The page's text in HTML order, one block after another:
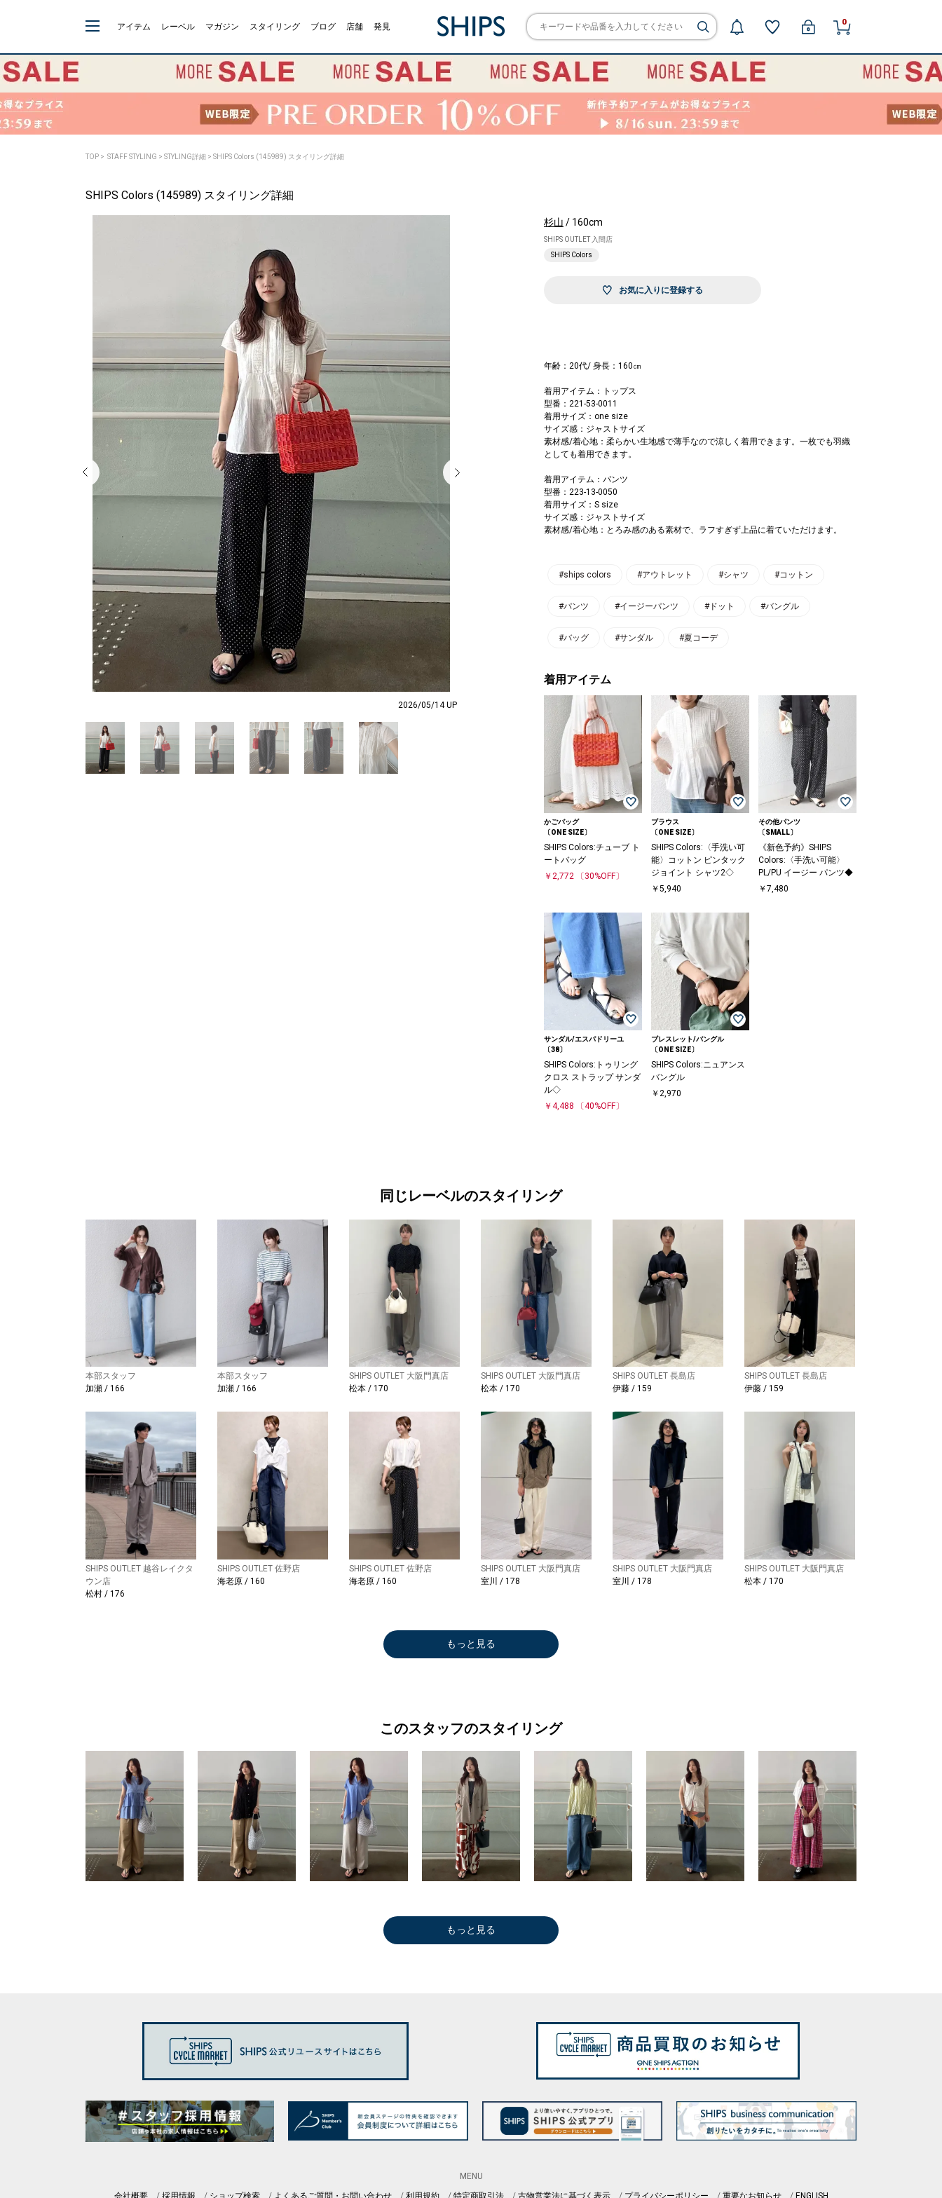
アイテム レーベル マガジン スタイリング ブログ 店舗 発見 0
TOP > STAFF STYLING > STYLING詳細 > SHIPS Colors (145989) スタイリング詳細
SHIPS Colors (145989) スタイリング詳細
2026/05/14 UP
杉山 / 160cm
SHIPS OUTLET 入間店
SHIPS Colors
お気に入りに登録する
年齢：20代/ 身長：160㎝
着用アイテム：トップス
型番：221-53-0011
着用サイズ：one size
サイズ感：ジャストサイズ
素材感/着心地：柔らかい生地感で薄手なので涼しく着用できます。一枚でも羽織
としても着用できます。
着用アイテム：パンツ
型番：223-13-0050
着用サイズ：S size
サイズ感：ジャストサイズ
素材感/着心地：とろみ感のある素材で、ラフすぎず上品に着ていただけます。
#ships colors #アウトレット #シャツ #コットン
#パンツ #イージーパンツ #ドット #バングル
#バッグ #サンダル #夏コーデ
着用アイテム
かごバッグ
〔ONE SIZE〕
SHIPS Colors:チューブ ト
ートバッグ
￥2,772
〔30%OFF〕
ブラウス
〔ONE SIZE〕
SHIPS Colors:〈手洗い可
能〉コットン ピンタック
ジョイント シャツ2◇
￥5,940
その他パンツ
〔SMALL〕
《新色予約》SHIPS
Colors:〈手洗い可能〉
PL/PU イージー パンツ◆
￥7,480
サンダル/エスパドリーユ
〔38〕
SHIPS Colors:トゥリング
クロス ストラップ サンダ
ル◇
￥4,488
〔40%OFF〕
ブレスレット/バングル
〔ONE SIZE〕
SHIPS Colors:ニュアンス
バングル
￥2,970
同じレーベルのスタイリング
本部スタッフ
加瀬 / 166
本部スタッフ
加瀬 / 166
SHIPS OUTLET 大阪門真店
松本 / 170
SHIPS OUTLET 大阪門真店
松本 / 170
SHIPS OUTLET 長島店
伊藤 / 159
SHIPS OUTLET 長島店
伊藤 / 159
SHIPS OUTLET 越谷レイクタ
ウン店
松村 / 176
SHIPS OUTLET 佐野店
海老原 / 160
SHIPS OUTLET 佐野店
海老原 / 160
SHIPS OUTLET 大阪門真店
室川 / 178
SHIPS OUTLET 大阪門真店
室川 / 178
SHIPS OUTLET 大阪門真店
松本 / 170
もっと見る
このスタッフのスタイリング
もっと見る
MENU